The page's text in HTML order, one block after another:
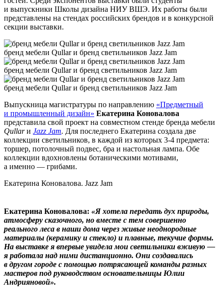
и выпускники Школы дизайна НИУ ВШЭ. Их работы были
представлены на стендах российских брендов и в конкурсной
секции выставки.
бренд мебели Qullar и бренд светильников Jazz Jam
бренд мебели Qullar и бренд светильников Jazz Jam
бренд мебели Qullar и бренд светильников Jazz Jam
Выпускница магистратуры по направлению «Предметный
и промышленный дизайн» Екатерина Коновалова
представила свой проект на совместном стенде бренда мебели
Qullarи Jazz Jam. Для последнего Екатерина создала две
коллекции светильников, в каждой из которых 3-4 предмета:
торшер, потолочный подвес, бра и настольная лампа. Обе
коллекции вдохновлены ботаническими мотивами,
а именно — грибами.
Екатерина Коновалова. Jazz Jam
Екатерина Коновалова: «Я хотела передать дух природы,
атмосферу сказочного, но вместе с тем совершенно
реального леса в наши дома через живые неоднородные
материалы (керамику и стекло) и плавные, текучие формы.
На выставке я впервые увидела мои светильники вживую —
я работала над ними дистанционно. Они создавались
в другом городе с помощью потрясающей команды разных
мастеров под руководством основательницы Юлии
Андрияновой».